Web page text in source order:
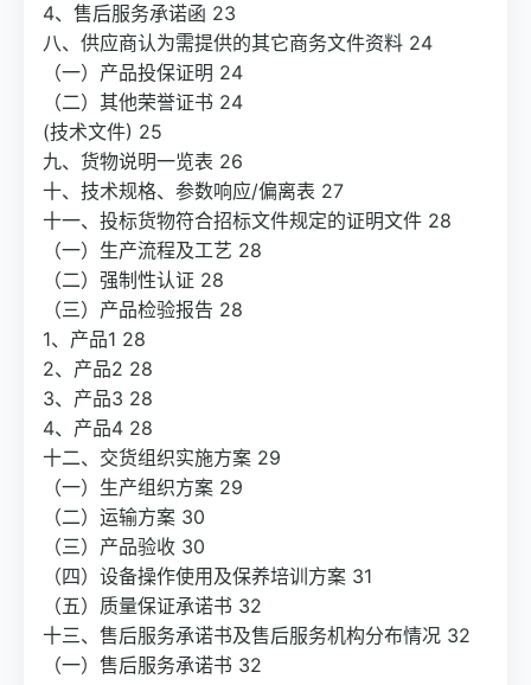
4、售后服务承诺函 23
八、供应商认为需提供的其它商务文件资料 24
（一）产品投保证明 24
（二）其他荣誉证书 24
(技术文件) 25
九、货物说明一览表 26
十、技术规格、参数响应/偏离表 27
十一、投标货物符合招标文件规定的证明文件 28
（一）生产流程及工艺 28
（二）强制性认证 28
（三）产品检验报告 28
1、产品1 28
2、产品2 28
3、产品3 28
4、产品4 28
十二、交货组织实施方案 29
（一）生产组织方案 29
（二）运输方案 30
（三）产品验收 30
（四）设备操作使用及保养培训方案 31
（五）质量保证承诺书 32
十三、售后服务承诺书及售后服务机构分布情况 32
（一）售后服务承诺书 32